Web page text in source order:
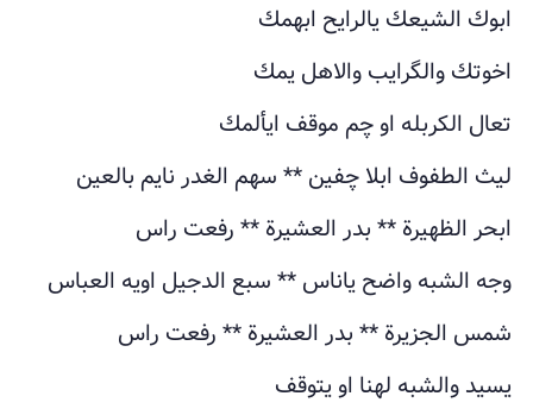
ابوك الشيعك يالرايح ابهمك
اخوتك والگرايب والاهل يمك
تعال الكربله او چم موقف ايألمك
ليث الطفوف ابلا چفين ** سهم الغدر نايم بالعين
ابحر الظهيرة ** بدر العشيرة ** رفعت راس
وجه الشبه واضح ياناس ** سبع الدجيل اويه العباس
شمس الجزيرة ** بدر العشيرة ** رفعت راس
يسيد والشبه لهنا او يتوقف